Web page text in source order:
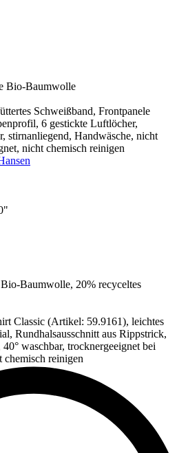
Bio-Baumwolle
Schweißband, Frontpanele
6 gestickte Luftlöcher,
stirnanliegend, Handwäsche, nicht
nicht chemisch reinigen
Baumwolle, 20% recyceltes
Classic (Artikel: 59.9161), leichtes
Rundhalsausschnitt aus Rippstrick,
waschbar, trocknergeeignet bei
chemisch reinigen